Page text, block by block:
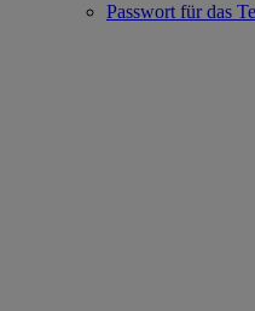
Passwort für das